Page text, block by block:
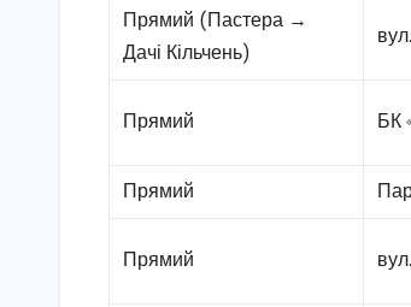
Прямий (Пастера →
Дачі Кільчень)
Прямий БК
Прямий
Прямий